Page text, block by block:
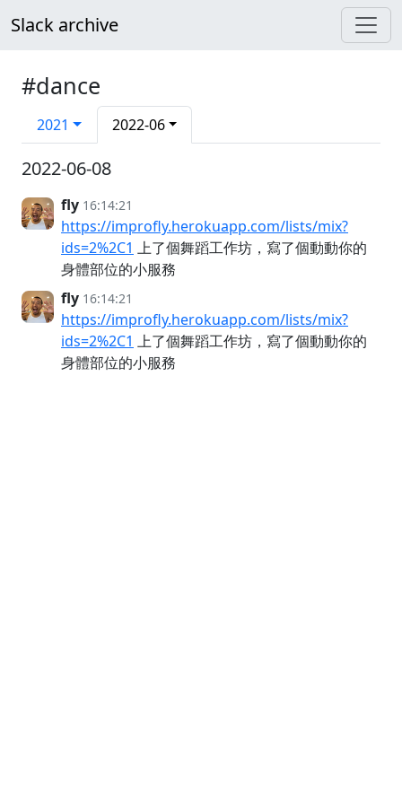
Slack archive
#dance
2021 2022-06
2022-06-08
fly 16:14:21
https://improfly.herokuapp.com/lists/mix?
ids=2%2C1 上了個舞蹈工作坊，寫了個動動你的
身體部位的小服務
fly 16:14:21
https://improfly.herokuapp.com/lists/mix?
ids=2%2C1 上了個舞蹈工作坊，寫了個動動你的
身體部位的小服務